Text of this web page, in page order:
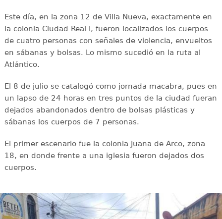
Este día, en la zona 12 de Villa Nueva, exactamente en
la colonia Ciudad Real I, fueron localizados los cuerpos
de cuatro personas con señales de violencia, envueltos
en sábanas y bolsas. Lo mismo sucedió en la ruta al
Atlántico.
El 8 de julio se catalogó como jornada macabra, pues en
un lapso de 24 horas en tres puntos de la ciudad fueran
dejados abandonados dentro de bolsas plásticas y
sábanas los cuerpos de 7 personas.
El primer escenario fue la colonia Juana de Arco, zona
18, en donde frente a una iglesia fueron dejados dos
cuerpos.